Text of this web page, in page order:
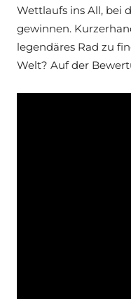
Wettlaufs ins All, bei
gewinnen.
legendäres Rad zu
Welt? Auf der